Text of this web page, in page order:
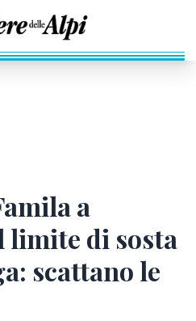
a
limite di sosta
scattano le